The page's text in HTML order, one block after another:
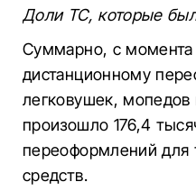
Доли ТС, которые
Суммарно, с момента
дистанционному
легковушек, мопедов
произошло 176,4
переоформлений для
средств.